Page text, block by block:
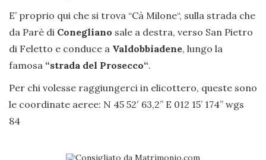
E’ proprio qui che si trova “Cà Milone“, sulla strada che
da Parè di Conegliano sale a destra, verso San Pietro
di Feletto e conduce a Valdobbiadene, lungo la
famosa “strada del Prosecco“.
Per chi volesse raggiungerci in elicottero, queste sono
le coordinate aeree: N 45 52′ 63,2” E 012 15’ 174’’ wgs
84